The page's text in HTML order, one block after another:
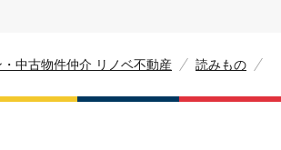
・中古物件仲介 リノベ不動産 読みもの